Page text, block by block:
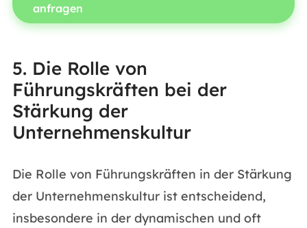
anfragen
5. Die Rolle von
Führungskräften bei der
Stärkung der
Unternehmenskultur
Die Rolle von Führungskräften in der Stärkung
der Unternehmenskultur ist entscheidend,
insbesondere in der dynamischen und oft